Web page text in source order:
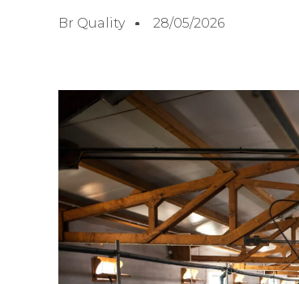
Br Quality 28/05/2026